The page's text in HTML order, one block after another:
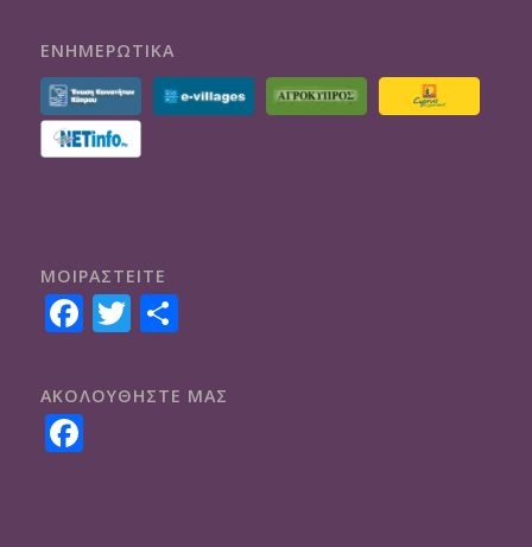
ΕΝΗΜΕΡΩΤΙΚΑ
ΜΟΙΡΑΣTEITE
Facebook
Twitter
Share
ΑΚΟΛΟΥΘΗΣΤΕ ΜΑΣ
Facebook